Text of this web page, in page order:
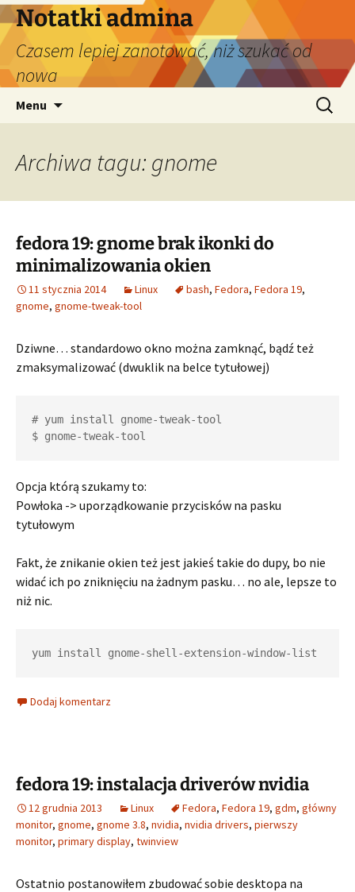
Przejdź
do
treści
Notatki admina
Czasem lepiej zanotować, niż szukać od
nowa
Menu Szukaj:
Archiwa tagu: gnome
fedora 19: gnome brak ikonki do
minimalizowania okien
11 stycznia 2014 Linux bash, Fedora, Fedora 19,
gnome, gnome-tweak-tool
Dziwne… standardowo okno można zamknąć, bądź też
zmaksymalizować (dwuklik na belce tytułowej)
# yum install gnome-tweak-tool
Opcja którą szukamy to:
Powłoka -> uporządkowanie przycisków na pasku
tytułowym
Fakt, że znikanie okien też jest jakieś takie do dupy, bo nie
widać ich po zniknięciu na żadnym pasku… no ale, lepsze to
niż nic.
Dodaj komentarz
fedora 19: instalacja driverów nvidia
12 grudnia 2013 Linux Fedora, Fedora 19, gdm, główny
monitor, gnome, gnome 3.8, nvidia, nvidia drivers, pierwszy
monitor, primary display, twinview
Ostatnio postanowiłem zbudować sobie desktopa na